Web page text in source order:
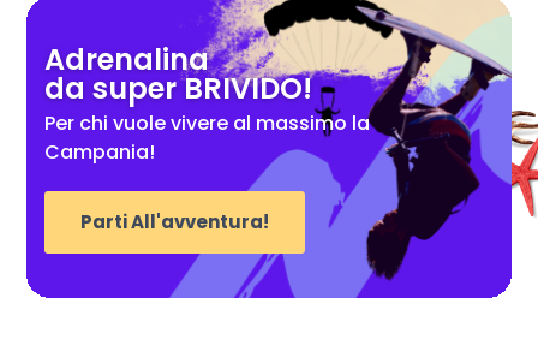
Adrenalina
da super BRIVIDO!
Per chi vuole vivere al massimo la
Campania!
Parti All'avventura!